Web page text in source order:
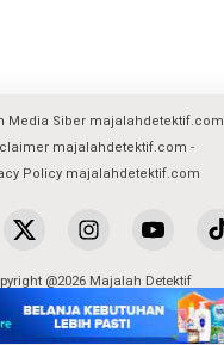
Media Siber majalahdetektif.com
majalahdetektif.com
Policy majalahdetektif.com
@2026 Majalah Detektif
All Rights Reserved